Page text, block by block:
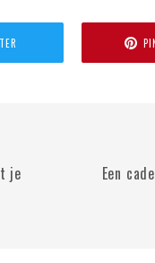
je
Een